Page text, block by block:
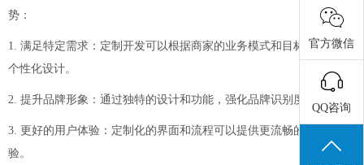
势：
1. 满足特定需求：定制开发可以根据商家的业务模式和目标市场进行
个性化设计。
2. 提升品牌形象：通过独特的设计和功能，强化品牌识别度。
3. 更好的用户体验：定制化的界面和流程可以提供更流畅的购物体
验。
官方微信
QQ咨询